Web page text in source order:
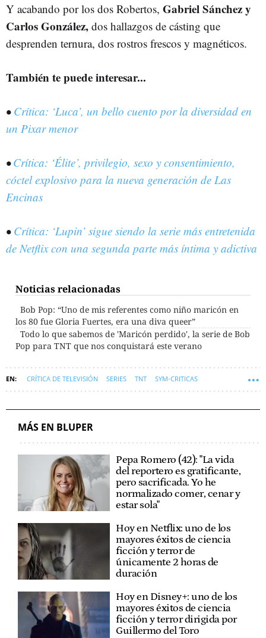
Y acabando por los dos Robertos, Gabriel Sánchez y
Carlos González, dos hallazgos de cásting que
desprenden ternura, dos rostros frescos y magnéticos.
También te puede interesar...
• Crítica: ‘Luca’, un bello cuento por la diversidad en
un Pixar menor
• Crítica: ‘Élite’, privilegio, sexo y consentimiento,
cóctel explosivo para la nueva generación de Las
Encinas
• Crítica: ‘Lupin’ sigue siendo la serie más entretenida
de Netflix con una segunda parte más íntima y adictiva
Noticias relacionadas
Bob Pop: “Uno de mis referentes como niño maricón en
los 80 fue Gloria Fuertes, era una diva queer”
Todo lo que sabemos de 'Maricón perdido', la serie de Bob
Pop para TNT que nos conquistará este verano
CRÍTICA DE TELEVISIÓN SERIES TNT SYM-CRITICAS
MÁS EN BLUPER
Pepa Romero (42): "La vida
del reportero es gratificante,
pero sacrificada. Yo he
normalizado comer, cenar y
estar sola"
Hoy en Netflix: uno de los
mayores éxitos de ciencia
ficción y terror de
únicamente 2 horas de
duración
Hoy en Disney+: uno de los
mayores éxitos de ciencia
ficción y terror dirigida por
Guillermo del Toro